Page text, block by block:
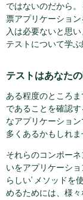
ではないのだから
票アプリケーショ
入は必要ないと思
テストについて学ぶ
テストはあなた
ある程度のところ
であることを確認
なアプリケーショ
多くあるかもしれま
それらのコンポー
いをアプリケーシ
らしい' メソッドを
めるためには、様